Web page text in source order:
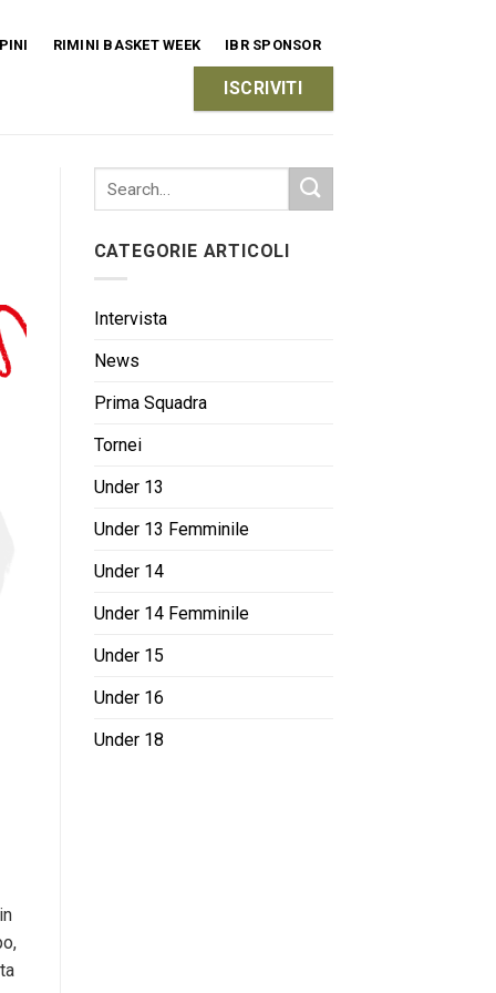
RIMINI BASKET WEEK IBR SPONSOR
ISCRIVITI
CATEGORIE ARTICOLI
Intervista
News
Prima Squadra
Tornei
Under 13
Under 13 Femminile
Under 14
Under 14 Femminile
Under 15
Under 16
Under 18